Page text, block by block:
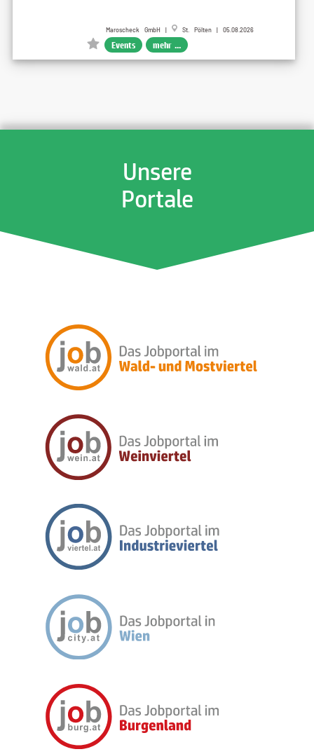
Maroscheck GmbH | St. Pölten | 05.08.2026
Events mehr ...
Unsere
Portale